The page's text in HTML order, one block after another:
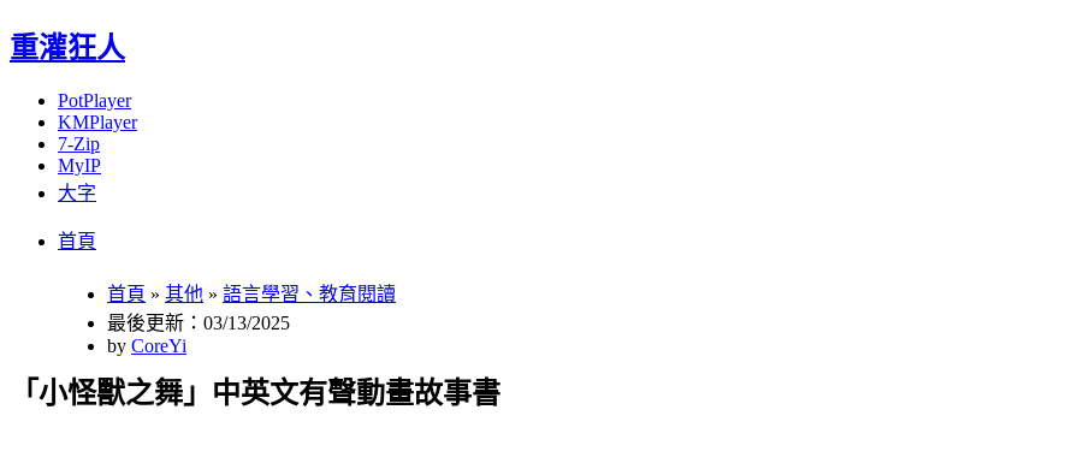
重灌狂人
PotPlayer
KMPlayer
7-Zip
MyIP
大字
首頁
首頁 » 其他 » 語言學習、教育閱讀
最後更新：03/13/2025
by CoreYi
「小怪獸之舞」中英文有聲動畫故事書